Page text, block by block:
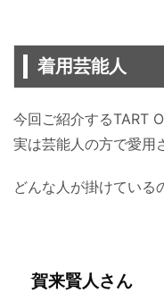
着用芸能人
今回ご紹介するTART
実は芸能人の方で愛用
どんな人が掛けている
賀来賢人さん